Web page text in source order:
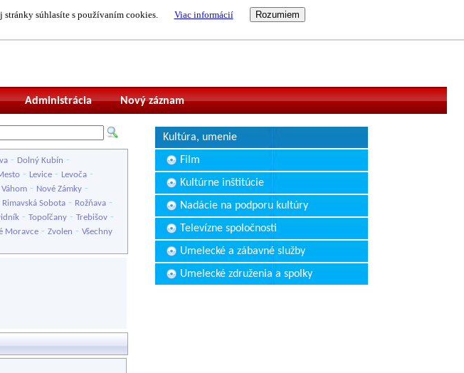
súhlasíte s používaním cookies. Viac informácií
Nový záznam
Administrácia
- Dolný Kubín -
- Levice - Levoča -
- Nové Zámky -
Rimavská Sobota - Rožňava -
- Topoľčany - Trebišov -
Moravce - Zvolen - Všechny
Kultúra, umenie
Film
Kultúrne inštitúcie
Nadácie na podporu kultúry
Televízne spoločnosti
Umelecké a zábavné služby
Umelecké združenia a spolky